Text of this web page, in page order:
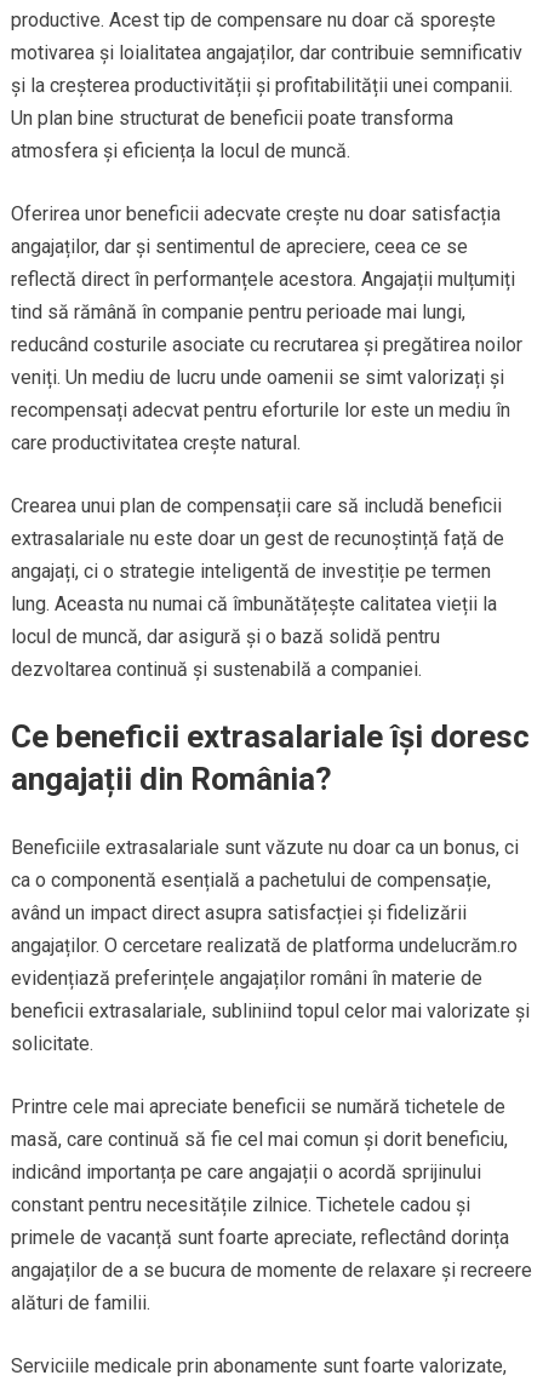
productive. Acest tip de compensare nu doar că sporește
motivarea și loialitatea angajaților, dar contribuie semnificativ
și la creșterea productivității și profitabilității unei companii.
Un plan bine structurat de beneficii poate transforma
atmosfera și eficiența la locul de muncă.
Oferirea unor beneficii adecvate crește nu doar satisfacția
angajaților, dar și sentimentul de apreciere, ceea ce se
reflectă direct în performanțele acestora. Angajații mulțumiți
tind să rămână în companie pentru perioade mai lungi,
reducând costurile asociate cu recrutarea și pregătirea noilor
veniți. Un mediu de lucru unde oamenii se simt valorizați și
recompensați adecvat pentru eforturile lor este un mediu în
care productivitatea crește natural.
Crearea unui plan de compensații care să includă beneficii
extrasalariale nu este doar un gest de recunoștință față de
angajați, ci o strategie inteligentă de investiție pe termen
lung. Aceasta nu numai că îmbunătățește calitatea vieții la
locul de muncă, dar asigură și o bază solidă pentru
dezvoltarea continuă și sustenabilă a companiei.
Ce beneficii extrasalariale își doresc
angajații din România?
Beneficiile extrasalariale sunt văzute nu doar ca un bonus, ci
ca o componentă esențială a pachetului de compensație,
având un impact direct asupra satisfacției și fidelizării
angajaților. O cercetare realizată de platforma undelucrăm.ro
evidențiază preferințele angajaților români în materie de
beneficii extrasalariale, subliniind topul celor mai valorizate și
solicitate.
Printre cele mai apreciate beneficii se numără tichetele de
masă, care continuă să fie cel mai comun și dorit beneficiu,
indicând importanța pe care angajații o acordă sprijinului
constant pentru necesitățile zilnice. Tichetele cadou și
primele de vacanță sunt foarte apreciate, reflectând dorința
angajaților de a se bucura de momente de relaxare și recreere
alături de familii.
Serviciile medicale prin abonamente sunt foarte valorizate,